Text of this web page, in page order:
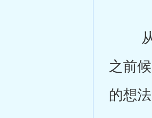
从
之前
的想